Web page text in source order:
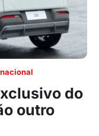
do
outro